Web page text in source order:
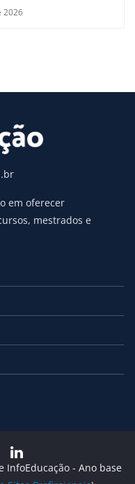
2026
em oferecer
mestrados e
InfoEducação - Ano base